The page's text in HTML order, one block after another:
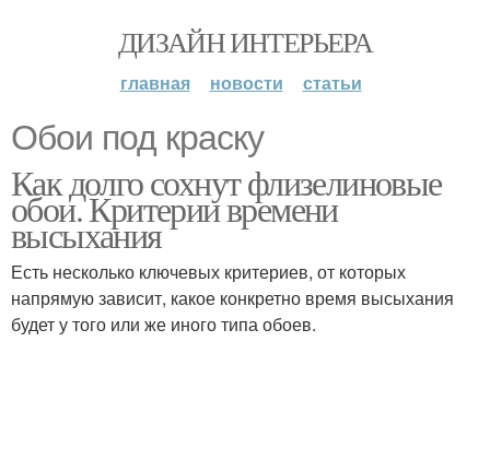
ДИЗАЙН ИНТЕРЬЕРА
главная новости статьи
Обои под краску
Как долго сохнут флизелиновые
обои. Критерии времени
высыхания
Есть несколько ключевых критериев, от которых
напрямую зависит, какое конкретно время высыхания
будет у того или же иного типа обоев.